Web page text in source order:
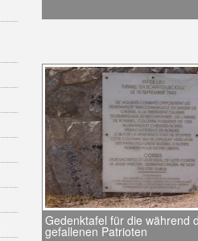
Gedenktafel für die während
gefallenen Patrioten